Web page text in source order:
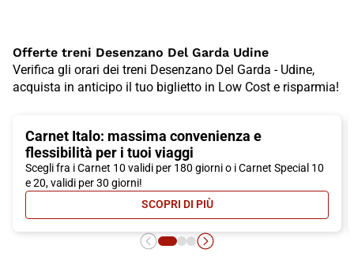
Offerte treni Desenzano Del Garda Udine
Verifica gli orari dei treni Desenzano Del Garda - Udine,
acquista in anticipo il tuo biglietto in Low Cost e risparmia!
Carnet Italo: massima convenienza e
flessibilità per i tuoi viaggi
Scegli fra i Carnet 10 validi per 180 giorni o i Carnet Special 10
e 20, validi per 30 giorni!
SCOPRI DI PIÙ- CARNET ITALO: MASSIMA